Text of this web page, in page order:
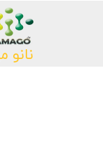
نانو
۰